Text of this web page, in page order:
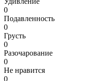
0
Подавленность
0
Грусть
0
Разочарование
0
Не нравится
0